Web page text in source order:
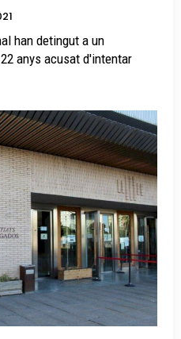
anys acusat d'intentar